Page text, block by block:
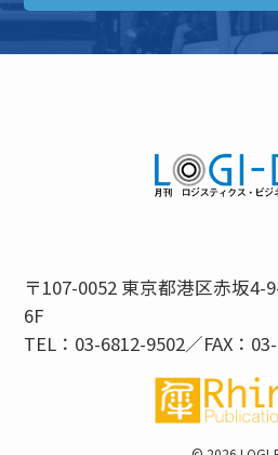
〒107-0052 東京都港区赤坂4-
6F
TEL：03-6812-9502／FAX：